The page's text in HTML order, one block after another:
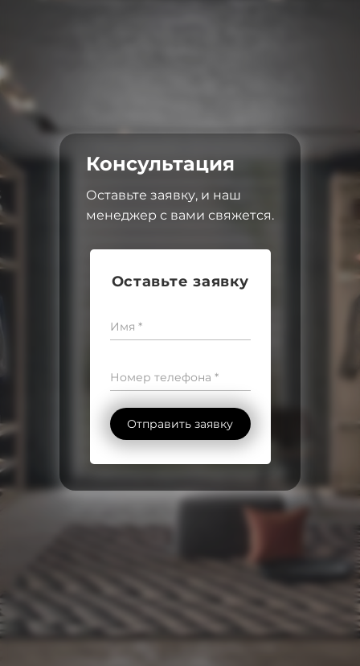
Консультация
Оставьте заявку
Имя *
Номер телефона *
Отправить заявку
Оставьте заявку, и наш
менеджер с вами свяжется.